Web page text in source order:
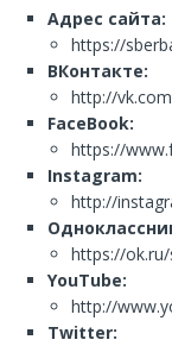
Адрес сайта:
https://
ВКонтакте:
http://
FaceBook:
https://
Instagram:
http://
https://
YouTube:
http://
Twitter: